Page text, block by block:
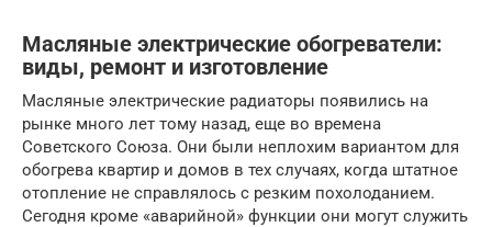
Масляные электрические обогреватели:
виды, ремонт и изготовление
Масляные электрические радиаторы появились на
рынке много лет тому назад, еще во времена
Советского Союза. Они были неплохим вариантом для
обогрева квартир и домов в тех случаях, когда штатное
отопление не справлялось с резким похолоданием.
Сегодня кроме «аварийной» функции они могут служить